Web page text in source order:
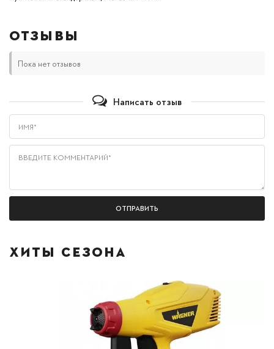
ОТЗЫВЫ
Пока нет отзывов
Написать отзыв
Имя*
Введите комментарий*
ХИТЫ СЕЗОНА